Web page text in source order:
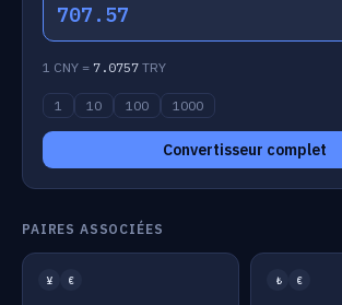
707.57
1 CNY = 7.0757 TRY
1 10 100 1000
Convertisseur complet
PAIRES ASSOCIÉES
¥ € ₺ €